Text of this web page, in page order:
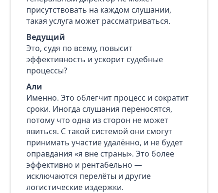
присутствовать на каждом слушании,
такая услуга может рассматриваться.
Ведущий
Это, судя по всему, повысит
эффективность и ускорит судебные
процессы?
Али
Именно. Это облегчит процесс и сократит
сроки. Иногда слушания переносятся,
потому что одна из сторон не может
явиться. С такой системой они смогут
принимать участие удалённо, и не будет
оправдания «я вне страны». Это более
эффективно и рентабельно —
исключаются перелёты и другие
логистические издержки.